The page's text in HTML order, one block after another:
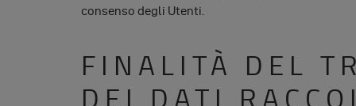
consenso degli Utenti.
FINALITÀ DEL
DEI DATI